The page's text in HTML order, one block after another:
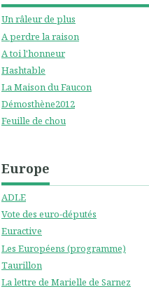
Un râleur de plus
A perdre la raison
A toi l'honneur
Hashtable
La Maison du Faucon
Démosthène2012
Feuille de chou
Europe
ADLE
Vote des euro-députés
Euractive
Les Européens (programme)
Taurillon
La lettre de Marielle de Sarnez